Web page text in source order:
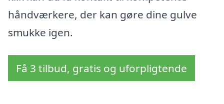
håndværkere, der kan gøre dine gulve
smukke igen.
Få 3 tilbud, gratis og uforpligtende